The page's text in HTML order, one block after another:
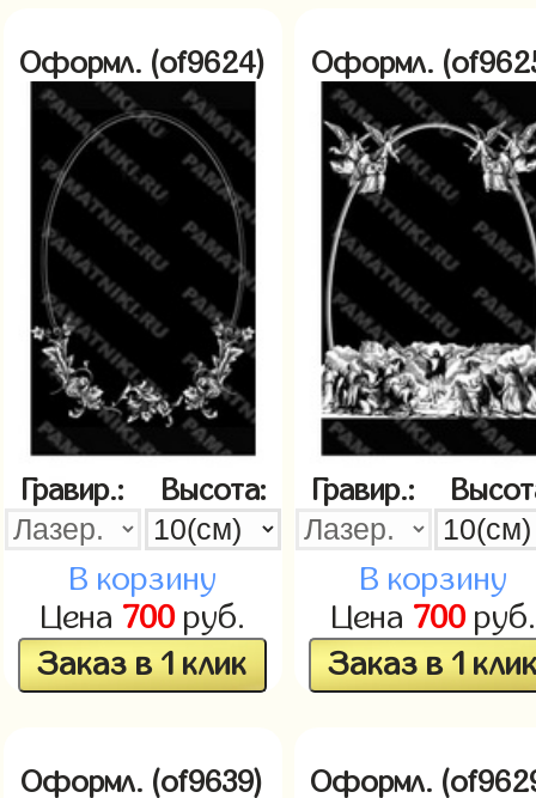
Оформл. (of9624)
Гравир.: Высота:
В корзину
Цена 700руб.
Заказ в 1 клик
Оформл.
Гравир.:
В корзину
Цена 700руб.
Заказ в 1
Оформл. (of9639) Оформл.